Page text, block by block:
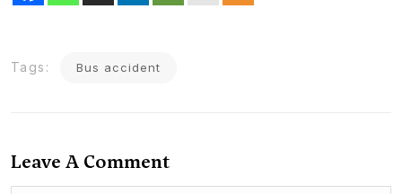
Tags: Bus accident
Leave A Comment